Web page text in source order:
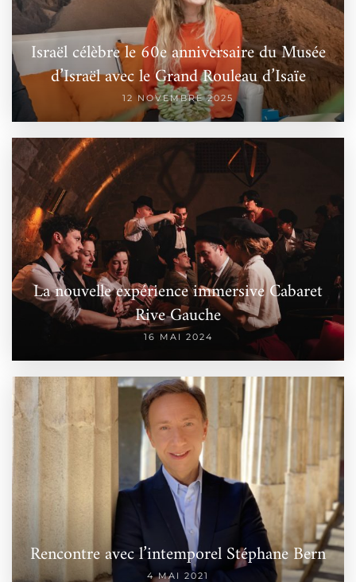
Israël célèbre le 60e anniversaire du Musée
d’Israël avec le Grand Rouleau d’Isaïe
12 NOVEMBRE 2025
La nouvelle expérience immersive Cabaret
Rive Gauche
16 MAI 2024
Rencontre avec l’intemporel Stéphane Bern
4 MAI 2021